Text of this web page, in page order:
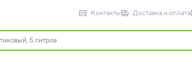
Контакты Доставка и оплата